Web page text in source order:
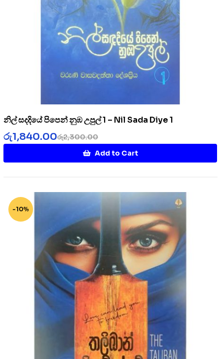
නිල් සදදියේ පිපෙන් නුඹ උපුල් 1 – Nil Sada Diye 1
රු2,300.00
රු1,840.00
Add to Cart
-10%